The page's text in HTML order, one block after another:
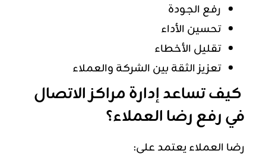
رفع الجودة
تحسين الأداء
تقليل الأخطاء
تعزيز الثقة بين الشركة والعملاء
كيف تساعد إدارة مراكز الاتصال
في رفع رضا العملاء؟
رضا العملاء يعتمد على: